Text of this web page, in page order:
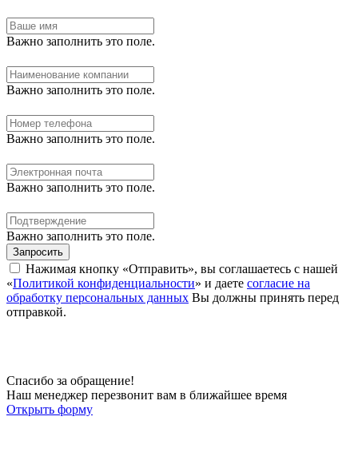
Важно заполнить это поле.
Важно заполнить это поле.
Важно заполнить это поле.
Важно заполнить это поле.
Важно заполнить это поле.
Запросить
Нажимая кнопку «Отправить», вы соглашаетесь с нашей
«Политикой конфиденциальности» и даете согласие на
обработку персональных данных Вы должны принять перед
отправкой.
Спасибо за обращение!
Наш менеджер перезвонит вам в ближайшее время
Открыть форму